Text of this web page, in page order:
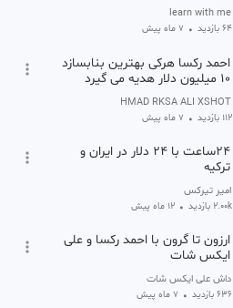
learn with me
64 بازدید • 7 ماه پیش
احمد رکسا هرکی بهترین بنابسازد
۱۰ میلیون دلار هدیه می گیرد
AHMAD RKSA ALI XSHOT
112 بازدید • 7 ماه پیش
۲۴ساعت با ۲۴ دلار در ایران و
ترکیه
امیر تیرکس
2.00k بازدید • 12 ماه پیش
ارزون تا گرون با احمد رکسا و علی
ایکس شات
داش علی ایکس شات
636 بازدید • 7 ماه پیش